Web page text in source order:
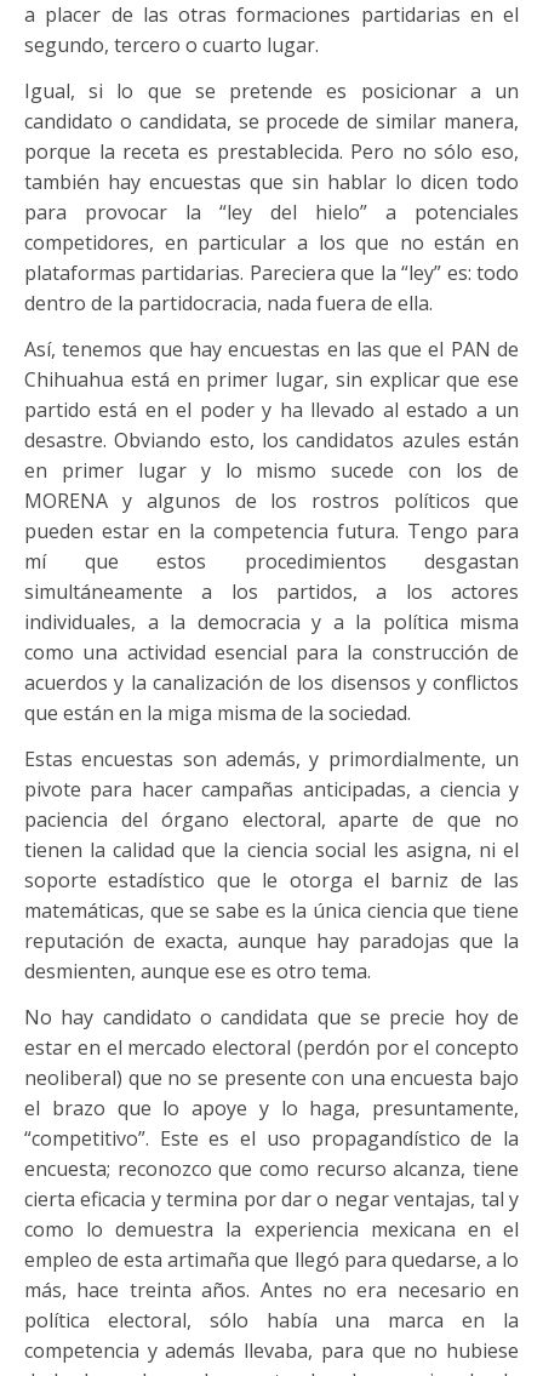
a placer de las otras formaciones partidarias en el
segundo, tercero o cuarto lugar.
Igual, si lo que se pretende es posicionar a un
candidato o candidata, se procede de similar manera,
porque la receta es prestablecida. Pero no sólo eso,
también hay encuestas que sin hablar lo dicen todo
para provocar la “ley del hielo” a potenciales
competidores, en particular a los que no están en
plataformas partidarias. Pareciera que la “ley” es: todo
dentro de la partidocracia, nada fuera de ella.
Así, tenemos que hay encuestas en las que el PAN de
Chihuahua está en primer lugar, sin explicar que ese
partido está en el poder y ha llevado al estado a un
desastre. Obviando esto, los candidatos azules están
en primer lugar y lo mismo sucede con los de
MORENA y algunos de los rostros políticos que
pueden estar en la competencia futura. Tengo para
mí que estos procedimientos desgastan
simultáneamente a los partidos, a los actores
individuales, a la democracia y a la política misma
como una actividad esencial para la construcción de
acuerdos y la canalización de los disensos y conflictos
que están en la miga misma de la sociedad.
Estas encuestas son además, y primordialmente, un
pivote para hacer campañas anticipadas, a ciencia y
paciencia del órgano electoral, aparte de que no
tienen la calidad que la ciencia social les asigna, ni el
soporte estadístico que le otorga el barniz de las
matemáticas, que se sabe es la única ciencia que tiene
reputación de exacta, aunque hay paradojas que la
desmienten, aunque ese es otro tema.
No hay candidato o candidata que se precie hoy de
estar en el mercado electoral (perdón por el concepto
neoliberal) que no se presente con una encuesta bajo
el brazo que lo apoye y lo haga, presuntamente,
“competitivo”. Este es el uso propagandístico de la
encuesta; reconozco que como recurso alcanza, tiene
cierta eficacia y termina por dar o negar ventajas, tal y
como lo demuestra la experiencia mexicana en el
empleo de esta artimaña que llegó para quedarse, a lo
más, hace treinta años. Antes no era necesario en
política electoral, sólo había una marca en la
competencia y además llevaba, para que no hubiese